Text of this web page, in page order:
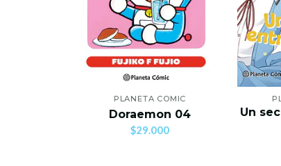
PLANETA COMIC
Doraemon 04
$29.000
Un